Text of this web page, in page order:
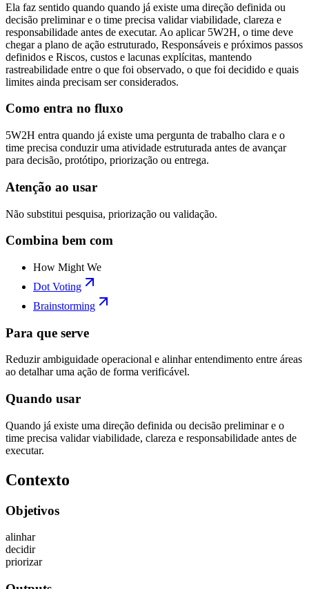
Ela faz sentido quando quando já existe uma direção definida ou
decisão preliminar e o time precisa validar viabilidade, clareza e
responsabilidade antes de executar. Ao aplicar 5W2H, o time deve
chegar a plano de ação estruturado, Responsáveis e próximos passos
definidos e Riscos, custos e lacunas explícitas, mantendo
rastreabilidade entre o que foi observado, o que foi decidido e quais
limites ainda precisam ser considerados.
Como entra no fluxo
5W2H entra quando já existe uma pergunta de trabalho clara e o
time precisa conduzir uma atividade estruturada antes de avançar
para decisão, protótipo, priorização ou entrega.
Atenção ao usar
Não substitui pesquisa, priorização ou validação.
Combina bem com
How Might We
Dot Voting
Brainstorming
Para que serve
Reduzir ambiguidade operacional e alinhar entendimento entre áreas
ao detalhar uma ação de forma verificável.
Quando usar
Quando já existe uma direção definida ou decisão preliminar e o
time precisa validar viabilidade, clareza e responsabilidade antes de
executar.
Contexto
Objetivos
alinhar
decidir
priorizar